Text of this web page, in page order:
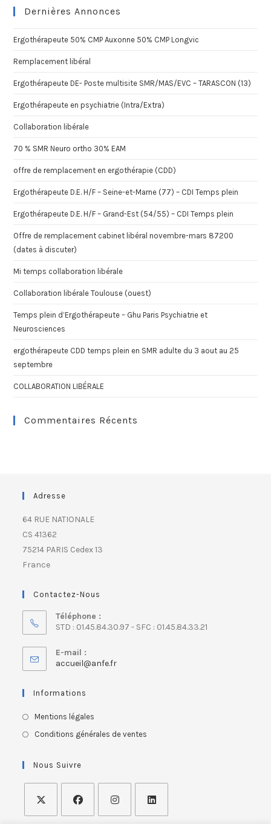
Dernières Annonces
Ergothérapeute 50% CMP Auxonne 50% CMP Longvic
Remplacement libéral
Ergothérapeute DE- Poste multisite SMR/MAS/EVC – TARASCON (13)
Ergothérapeute en psychiatrie (Intra/Extra)
Collaboration libérale
70 % SMR Neuro ortho 30% EAM
offre de remplacement en ergothérapie (CDD)
Ergothérapeute D.E. H/F – Seine-et-Marne (77) – CDI Temps plein
Ergothérapeute D.E. H/F – Grand-Est (54/55) – CDI Temps plein
Offre de remplacement cabinet libéral novembre-mars 87200
(dates à discuter)
Mi temps collaboration libérale
Collaboration libérale Toulouse (ouest)
Temps plein d’Ergothérapeute – Ghu Paris Psychiatrie et
Neurosciences
ergothérapeute CDD temps plein en SMR adulte du 3 aout au 25
septembre
COLLABORATION LIBÉRALE
Commentaires Récents
Adresse
64 RUE NATIONALE
CS 41362
75214 PARIS Cedex 13
France
Contactez-Nous
Téléphone :
STD : 01.45.84.30.97 - SFC : 01.45.84.33.21
E-mail :
accueil@anfe.fr
Informations
Mentions légales
Conditions générales de ventes
Nous Suivre